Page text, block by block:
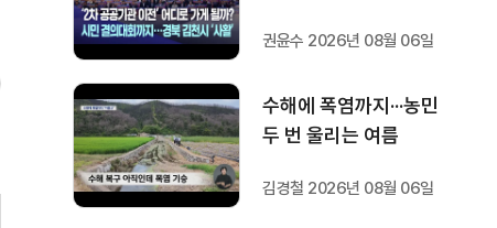
권윤수 2026년 08월 06일
수해에 폭염까지···농민
두 번 울리는 여름
김경철 2026년 08월 06일